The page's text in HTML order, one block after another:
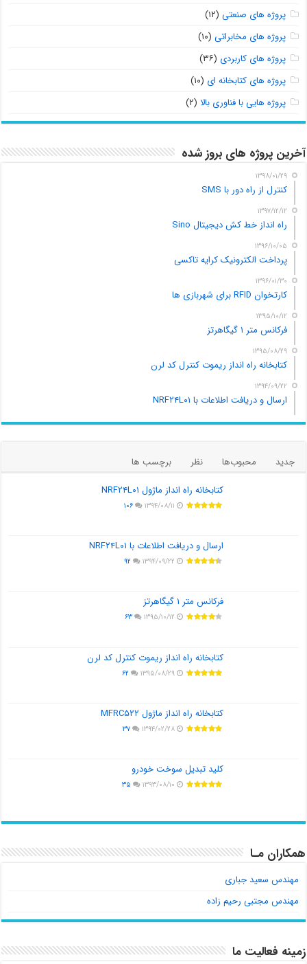
پروژه های صنعتی (۱۲)
پروژه های مخابراتی (۱۰)
پروژه های کاربردی (۳۶)
پروژه های کتابخانه ای (۱۰)
پروژه هایی با فناوری بالا (۲)
آخرین پروژه های بروز شده
۱۳۹۸/۰۱/۲۹
کنترل از راه دور با SMS
۱۳۹۷/۱۲/۱۲
راه انداز خط کش دیجیتال Sino
۱۳۹۶/۱۰/۰۵
پرداخت الکترونیک کرایه تاکسی
۱۳۹۶/۰۱/۳۰
کارتخوان RFID برای شهربازی ها
۱۳۹۵/۱۰/۱۲
فرکانس متر ۱ گیگاهرتز
۱۳۹۵/۰۸/۲۹
کتابخانه راه انداز ریموت کنترل کد لرن
۱۳۹۴/۰۹/۲۲
ارسال و دریافت اطلاعات با NRF۲۴L۰۱
جدید محبوب‌ها نظر
برچسب ها
کتابخانه راه انداز ماژول NRF۲۴L۰۱
۱۳۹۴/۰۸/۱۱ ۱۰۶
ارسال و دریافت اطلاعات با NRF۲۴L۰۱
۱۳۹۴/۰۹/۲۲ ۹۲
فرکانس متر ۱ گیگاهرتز
۱۳۹۵/۱۰/۱۲ ۶۳
کتابخانه راه انداز ریموت کنترل کد لرن
۱۳۹۵/۰۸/۲۹ ۶۲
کتابخانه راه انداز ماژول MFRC۵۲۲
۱۳۹۴/۰۲/۲۸ ۳۷
کلید تبدیل سوخت خودرو
۱۳۹۳/۰۸/۱۰ ۳۵
همکاران مـا
مهندس سعید جباری
مهندس مجتبی رحیم زاده
زمینه فعالیت ما